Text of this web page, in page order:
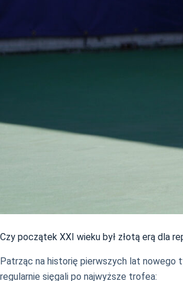
Czy początek XXI wieku był złotą erą dla
Patrząc na historię pierwszych lat nowego
regularnie sięgali po najwyższe trofea: